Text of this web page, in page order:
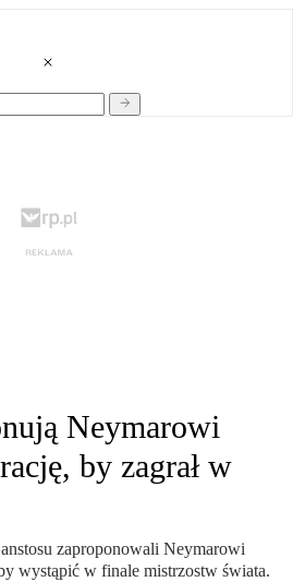
Neymarowi
by zagrał w
zaproponowali Neymarowi
wystąpić w finale mistrzostw świata.